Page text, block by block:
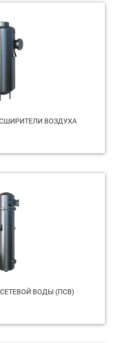
ВОЗДУХА
ВОДЫ (ПСВ)